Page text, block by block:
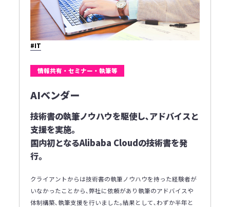
#IT
情報共有・セミナー・執筆等
AIベンダー
技術書の執筆ノウハウを駆使し､アドバイスと
支援を実施｡
国内初となるAlibaba Cloudの技術書を発
行｡
クライアントからは技術書の執筆ノウハウを持った経験者が
いなかったことから､弊社に依頼があり執筆のアドバイスや
体制構築､執筆支援を行いました｡結果として､わずか半年と